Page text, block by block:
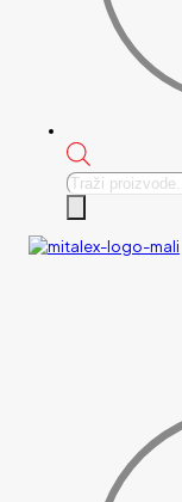
Products